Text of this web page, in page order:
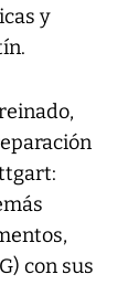
y
con sus